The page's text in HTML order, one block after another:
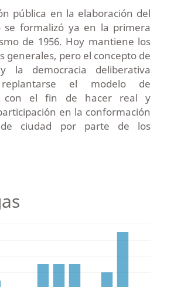
pública en la elaboración del
se formalizó ya en la primera
de 1956. Hoy mantiene los
generales, pero el concepto de
la democracia deliberativa
el modelo de
con el fin de hacer real y
en la conformación
ciudad por parte de los